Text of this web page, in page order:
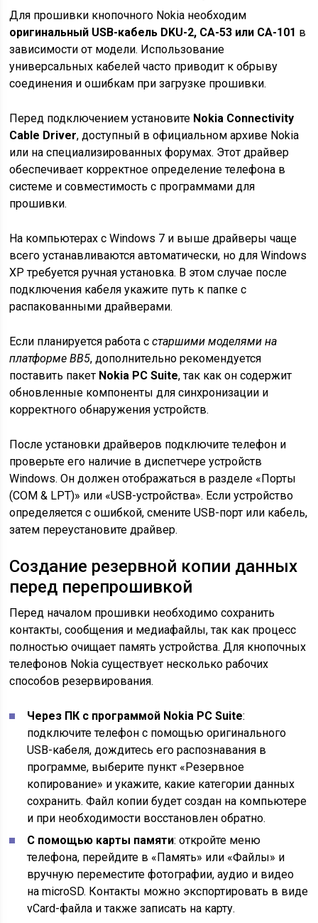
Для прошивки кнопочного Nokia необходим
оригинальный USB-кабель DKU-2, CA-53 или CA-101 в
зависимости от модели. Использование
универсальных кабелей часто приводит к обрыву
соединения и ошибкам при загрузке прошивки.
Перед подключением установите Nokia Connectivity
Cable Driver, доступный в официальном архиве Nokia
или на специализированных форумах. Этот драйвер
обеспечивает корректное определение телефона в
системе и совместимость с программами для
прошивки.
На компьютерах с Windows 7 и выше драйверы чаще
всего устанавливаются автоматически, но для Windows
XP требуется ручная установка. В этом случае после
подключения кабеля укажите путь к папке с
распакованными драйверами.
Если планируется работа сстаршими моделями на
платформе BB5, дополнительно рекомендуется
поставить пакет Nokia PC Suite, так как он содержит
обновленные компоненты для синхронизации и
корректного обнаружения устройств.
После установки драйверов подключите телефон и
проверьте его наличие в диспетчере устройств
Windows. Он должен отображаться в разделе «Порты
(COM & LPT)» или «USB-устройства». Если устройство
определяется с ошибкой, смените USB-порт или кабель,
затем переустановите драйвер.
Создание резервной копии данных
перед перепрошивкой
Перед началом прошивки необходимо сохранить
контакты, сообщения и медиафайлы, так как процесс
полностью очищает память устройства. Для кнопочных
телефонов Nokia существует несколько рабочих
способов резервирования.
Через ПК с программой Nokia PC Suite:
подключите телефон с помощью оригинального
USB-кабеля, дождитесь его распознавания в
программе, выберите пункт «Резервное
копирование» и укажите, какие категории данных
сохранить. Файл копии будет создан на компьютере
и при необходимости восстановлен обратно.
С помощью карты памяти: откройте меню
телефона, перейдите в «Память» или «Файлы» и
вручную переместите фотографии, аудио и видео
на microSD. Контакты можно экспортировать в виде
vCard-файла и также записать на карту.